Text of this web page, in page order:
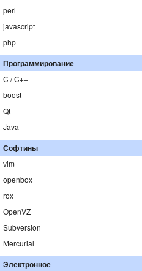
perl
javascript
php
Программирование
C / C++
boost
Qt
Java
Софтины
vim
openbox
rox
OpenVZ
Subversion
Mercurial
Электронное